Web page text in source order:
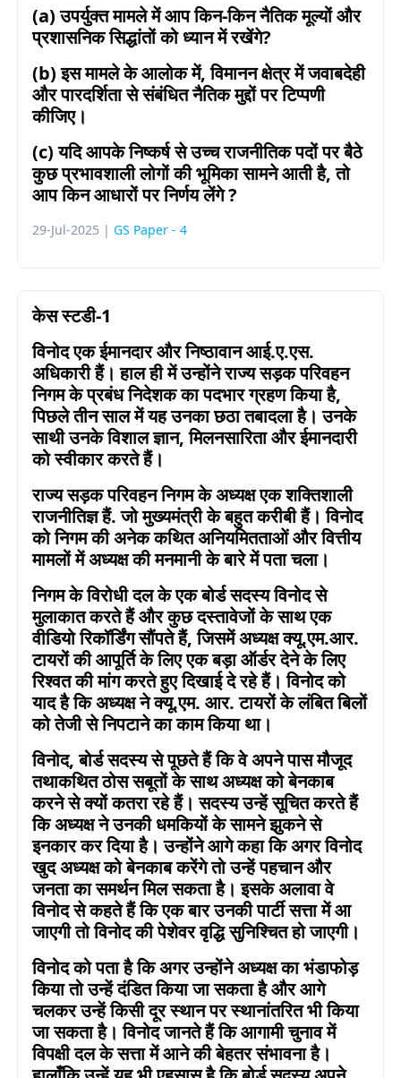
(a)उपर्युक्त मामले में आप किन-किन नैतिक मूल्यों और
प्रशासनिक सिद्धांतों को ध्यान में रखेंगे?
(b)इस मामले के आलोक में,विमानन क्षेत्र में जवाबदेही
और पारदर्शिता से संबंधित नैतिक मुद्दों पर टिप्पणी
कीजिए।
(c) यदि आपके निष्कर्ष से उच्च राजनीतिक पदों पर बैठे
कुछ प्रभावशाली लोगों की भूमिका सामने आती है, तो
आप किन आधारों पर निर्णय लेंगे ?
29-Jul-2025 | GS Paper - 4
केस स्टडी-1
विनोद एक ईमानदार और निष्ठावान आई.ए.एस.
अधिकारी हैं। हाल ही में उन्होंने राज्य सड़क परिवहन
निगम के प्रबंध निदेशक का पदभार ग्रहण किया है,
पिछले तीन साल में यह उनका छठा तबादला है। उनके
साथी उनके विशाल ज्ञान,मिलनसारिता और ईमानदारी
को स्वीकार करते हैं।
राज्य सड़क परिवहन निगम के अध्यक्ष एक शक्तिशाली
राजनीतिज्ञ हैं. जो मुख्यमंत्री के बहुत करीबी हैं। विनोद
को निगम की अनेक कथित अनियमितताओं और वित्तीय
मामलों में अध्यक्ष की मनमानी के बारे में पता चला।
निगम के विरोधी दल के एक बोर्ड सदस्य विनोद से
मुलाकात करते हैं और कुछ दस्तावेजों के साथ एक
वीडियो रिकॉर्डिंग सौंपते हैं,जिसमें अध्यक्ष क्यू.एम.आर.
टायरों की आपूर्ति के लिए एक बड़ा ऑर्डर देने के लिए
रिश्वत की मांग करते हुए दिखाई दे रहे हैं। विनोद को
याद है कि अध्यक्ष ने क्यू.एम. आर. टायरों के लंबित बिलों
को तेजी से निपटाने का काम किया था।
विनोद,बोर्ड सदस्य से पूछते हैं कि वे अपने पास मौजूद
तथाकथित ठोस सबूतों के साथ अध्यक्ष को बेनकाब
करने से क्यों कतरा रहे हैं। सदस्य उन्हें सूचित करते हैं
कि अध्यक्ष ने उनकी धमकियों के सामने झुकने से
इनकार कर दिया है। उन्होंने आगे कहा कि अगर विनोद
खुद अध्यक्ष को बेनकाब करेंगे तो उन्हें पहचान और
जनता का समर्थन मिल सकता है। इसके अलावा वे
विनोद से कहते हैं कि एक बार उनकी पार्टी सत्ता में आ
जाएगी तो विनोद की पेशेवर वृद्धि सुनिश्चित हो जाएगी।
विनोद को पता है कि अगर उन्होंने अध्यक्ष का भंडाफोड़
किया तो उन्हें दंडित किया जा सकता है और आगे
चलकर उन्हें किसी दूर स्थान पर स्थानांतरित भी किया
जा सकता है। विनोद जानते हैं कि आगामी चुनाव में
विपक्षी दल के सत्ता में आने की बेहतर संभावना है।